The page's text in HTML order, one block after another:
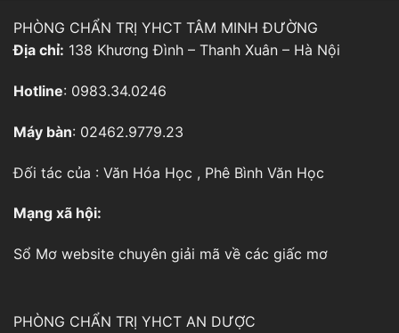
PHÒNG CHẨN TRỊ YHCT TÂM MINH ĐƯỜNG
Địa chỉ: 138 Khương Đình – Thanh Xuân – Hà Nội
Hotline: 0983.34.0246
Máy bàn: 02462.9779.23
Đối tác của : Văn Hóa Học , Phê Bình Văn Học
Mạng xã hội:
Sổ Mơ website chuyên giải mã về các giấc mơ
PHÒNG CHẨN TRỊ YHCT AN DƯỢC